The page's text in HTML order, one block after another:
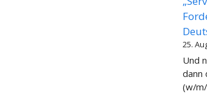
25.
Und
dann
(w/